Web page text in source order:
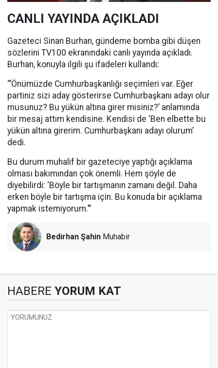
CANLI YAYINDA AÇIKLADI
Gazeteci Sinan Burhan, gündeme bomba gibi düşen
sözlerini TV100 ekranındaki canlı yayında açıkladı.
Burhan, konuyla ilgili şu ifadeleri kullandı:
“’Önümüzde Cumhurbaşkanlığı seçimleri var. Eğer
partiniz sizi aday gösterirse Cumhurbaşkanı adayı olur
musunuz? Bu yükün altına girer misiniz?’ anlamında
bir mesaj attım kendisine. Kendisi de ‘Ben elbette bu
yükün altına girerim. Cumhurbaşkanı adayı olurum’
dedi.
Bu durum muhalif bir gazeteciye yaptığı açıklama
olması bakımından çok önemli. Hem şöyle de
diyebilirdi: ‘Böyle bir tartışmanın zamanı değil. Daha
erken böyle bir tartışma için. Bu konuda bir açıklama
yapmak istemiyorum.’”
Bedirhan Şahin Muhabir
HABERE YORUM KAT